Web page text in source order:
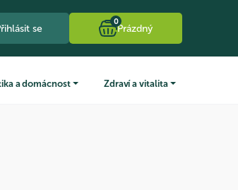
se
0
Prázdný
a domácnost Zdraví a vitalita